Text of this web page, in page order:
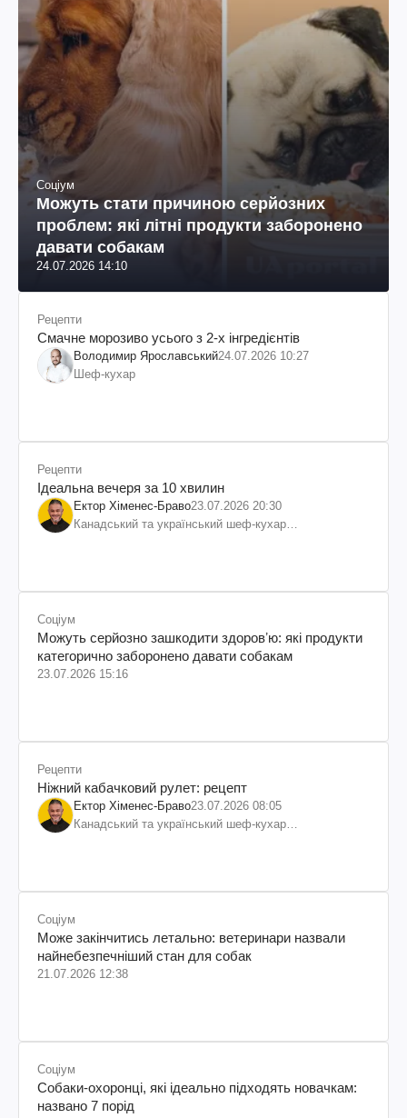
Соціум
Можуть стати причиною серйозних
проблем: які літні продукти заборонено
давати собакам
24.07.2026 14:10
Рецепти
Смачне морозиво усього з 2-х інгредієнтів
Володимир Ярославський24.07.2026 10:27
Шеф-кухар
Рецепти
Ідеальна вечеря за 10 хвилин
Ектор Хіменес-Браво23.07.2026 20:30
Канадський та український шеф-кухар
Соціум
Можуть серйозно зашкодити здоровʼю: які продукти
категорично заборонено давати собакам
23.07.2026 15:16
Рецепти
Ніжний кабачковий рулет: рецепт
Ектор Хіменес-Браво23.07.2026 08:05
Канадський та український шеф-кухар
Соціум
Може закінчитись летально: ветеринари назвали
найнебезпечніший стан для собак
21.07.2026 12:38
Соціум
Собаки-охоронці, які ідеально підходять новачкам:
названо 7 порід